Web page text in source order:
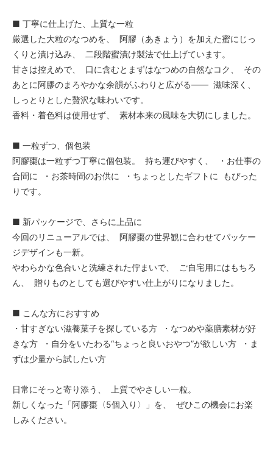
■ 丁寧に仕上げた、上質な一粒
厳選した大粒のなつめを、 阿膠（あきょう）を加えた蜜にじっ
くりと漬け込み、 二段階蜜漬け製法で仕上げています。
甘さは控えめで、 口に含むとまずはなつめの自然なコク、 その
あとに阿膠のまろやかな余韻がふわりと広がる—— 滋味深く、
しっとりとした贅沢な味わいです。
香料・着色料は使用せず、 素材本来の風味を大切にしました。
■ 一粒ずつ、個包装
阿膠棗は一粒ずつ丁寧に個包装。 持ち運びやすく、 ・お仕事の
合間に ・お茶時間のお供に ・ちょっとしたギフトに もぴった
りです。
■ 新パッケージで、さらに上品に
今回のリニューアルでは、 阿膠棗の世界観に合わせてパッケー
ジデザインも一新。
やわらかな色合いと洗練された佇まいで、 ご自宅用にはもちろ
ん、 贈りものとしても選びやすい仕上がりになりました。
■ こんな方におすすめ
・甘すぎない滋養菓子を探している方 ・なつめや薬膳素材が好
きな方 ・自分をいたわる“ちょっと良いおやつ”が欲しい方 ・ま
ずは少量から試したい方
日常にそっと寄り添う、 上質でやさしい一粒。
新しくなった「阿膠棗〈5個入り〉」を、 ぜひこの機会にお楽
しみください。